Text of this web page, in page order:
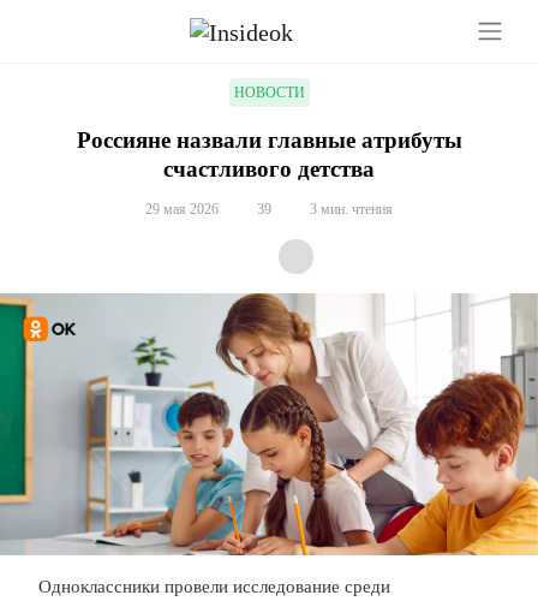
НОВОСТИ
Россияне назвали главные атрибуты
счастливого детства
29 мая 2026 39 3 мин. чтения
Одноклассники провели исследование среди